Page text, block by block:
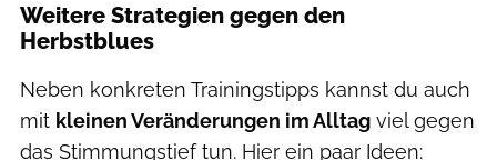
Weitere Strategien gegen den
Herbstblues
Neben konkreten Trainingstipps kannst du auch
mit kleinen Veränderungen im Alltag viel gegen
das Stimmungstief tun. Hier ein paar Ideen: